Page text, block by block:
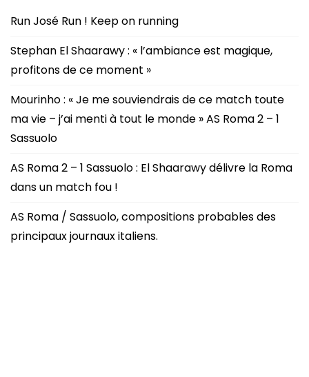
Run José Run ! Keep on running
Stephan El Shaarawy : « l’ambiance est magique,
profitons de ce moment »
Mourinho : « Je me souviendrais de ce match toute
ma vie – j’ai menti à tout le monde » AS Roma 2 – 1
Sassuolo
AS Roma 2 – 1 Sassuolo : El Shaarawy délivre la Roma
dans un match fou !
AS Roma / Sassuolo, compositions probables des
principaux journaux italiens.